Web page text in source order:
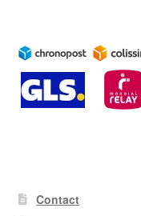
Contact